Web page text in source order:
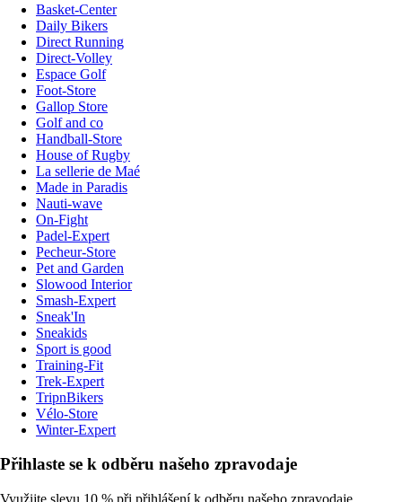
Basket-Center
Daily Bikers
Direct Running
Direct-Volley
Espace Golf
Foot-Store
Gallop Store
Golf and co
Handball-Store
House of Rugby
La sellerie de Maé
Made in Paradis
Nauti-wave
On-Fight
Padel-Expert
Pecheur-Store
Pet and Garden
Slowood Interior
Smash-Expert
Sneak'In
Sneakids
Sport is good
Training-Fit
Trek-Expert
TripnBikers
Vélo-Store
Winter-Expert
Přihlaste se k odběru našeho zpravodaje